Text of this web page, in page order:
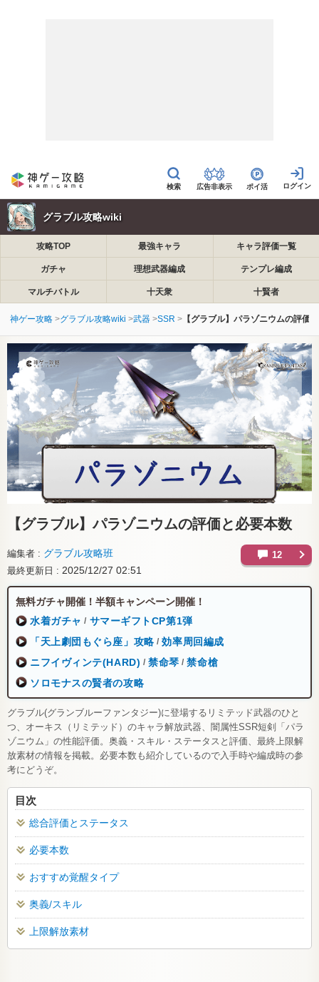
広告非表示 ポイ活
グラブル攻略wiki
攻略TOP 最強キャラ キャラ評価一覧
ガチャ 理想武器編成 テンプレ編成
マルチバトル 十天衆 十賢者
神ゲー攻略 グラブル攻略wiki 武器 SSR 【グラブル】パラゾニウムの評価
【グラブル】パラゾニウムの評価と必要本数
編集者 グラブル攻略班
最終更新日 2025/12/27 02:51
12
無料ガチャ開催！半額キャンペーン開催！
水着ガチャ / サマーギフトCP第1弾
「天上劇団もぐら座」攻略 / 効率周回編成
ニフイヴィンテ(HARD) / 禁命琴 / 禁命槍
ソロモナスの賢者の攻略
グラブル(グランブルーファンタジー)に登場するリミテッド武器のひと
つ、オーキス（リミテッド）のキャラ解放武器、闇属性SSR短剣「パラ
ゾニウム」の性能評価。奥義・スキル・ステータスと評価、最終上限解
放素材の情報を掲載。必要本数も紹介しているので入手時や編成時の参
考にどうぞ。
目次
総合評価とステータス
必要本数
おすすめ覚醒タイプ
奥義/スキル
上限解放素材